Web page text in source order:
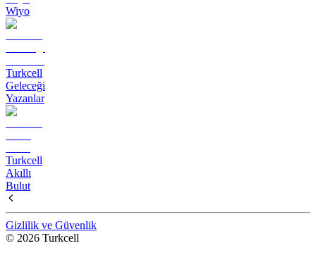
Wiyo
Turkcell
Geleceği
Yazanlar
Turkcell
Akıllı
Bulut
Gizlilik ve Güvenlik
© 2026 Turkcell